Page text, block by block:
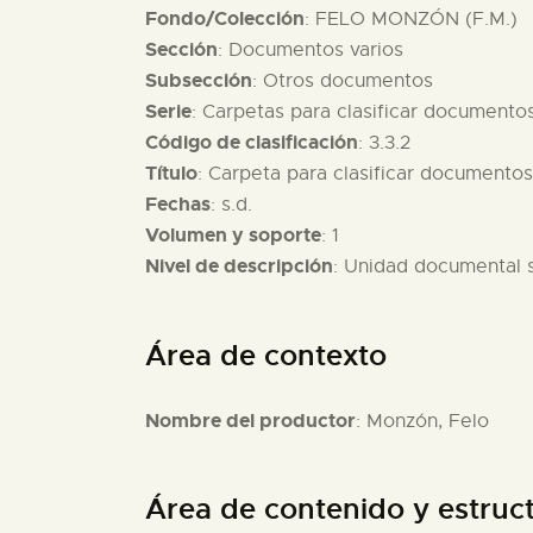
Fondo/Colección: FELO MONZÓN (F.M.)
Sección: Documentos varios
Subsección: Otros documentos
Serie: Carpetas para clasificar
Código de clasificación: 3.3.2
Título: Carpeta para clasificar
Fechas: s.d.
Volumen y soporte: 1
Nivel de descripción: Unidad documental
Área de contexto
Nombre del productor: Monzón, Felo
Área de contenido y